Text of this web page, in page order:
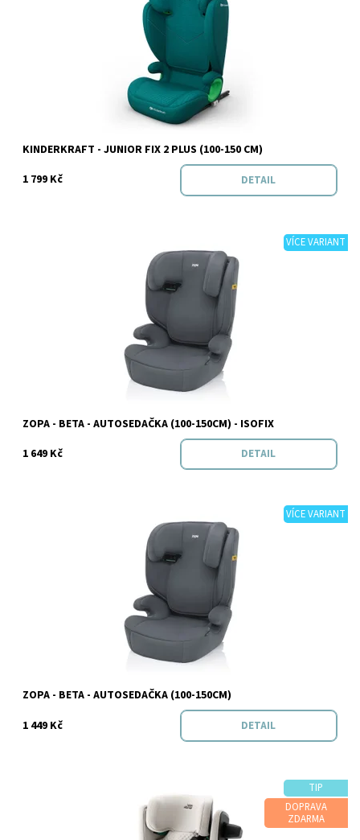
Skladem
Kinderkraft
KINDERKRAFT - JUNIOR FIX 2 PLUS (100-150 CM)
1 799 Kč
DETAIL
VÍCE VARIANT
Skladem
Zopa
ZOPA - BETA - AUTOSEDAČKA (100-150CM) - ISOFIX
1 649 Kč
DETAIL
VÍCE VARIANT
Skladem
Značka: Zopa
ZOPA - BETA - AUTOSEDAČKA (100-150CM)
1 449 Kč
DETAIL
TIP
DOPRAVA
ZDARMA
Skladem